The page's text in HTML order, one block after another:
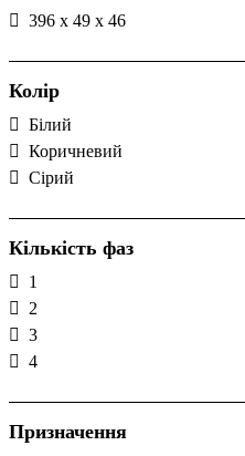
396 х 49 х 46
Колір
Білий
Коричневий
Сірий
Кількість фаз
1
2
3
4
Призначення